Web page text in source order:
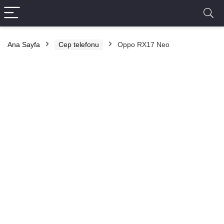
Ana Sayfa Cep telefonu Oppo RX17 Neo